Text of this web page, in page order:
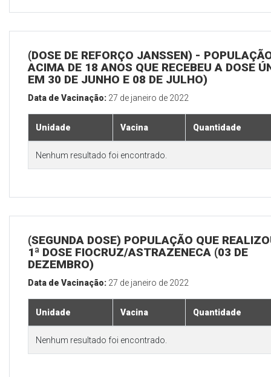
(DOSE DE REFORÇO JANSSEN) -
ACIMA DE 18 ANOS QUE RECEBEU A DOSE
EM 30 DE JUNHO E 08 DE JULHO)
Data de Vacinação: 27 de janeiro de 2022
Unidade Vacina Quantidade
Nenhum resultado foi encontrado.
(SEGUNDA DOSE) POPULAÇÃO QUE
1ª DOSE FIOCRUZ/ASTRAZENECA (03 DE
DEZEMBRO)
Data de Vacinação: 27 de janeiro de 2022
Unidade Vacina Quantidade
Nenhum resultado foi encontrado.